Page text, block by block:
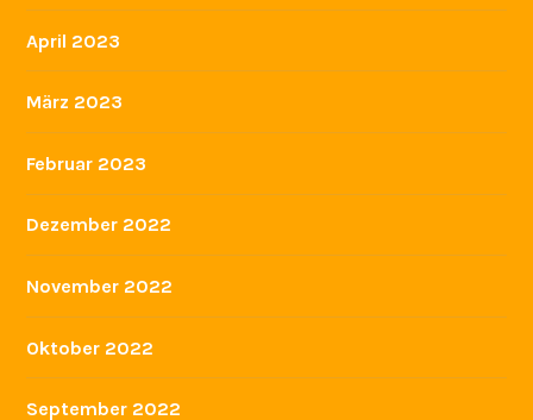
April 2023
März 2023
Februar 2023
Dezember 2022
November 2022
Oktober 2022
September 2022